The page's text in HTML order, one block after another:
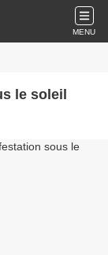
MENU
le soleil